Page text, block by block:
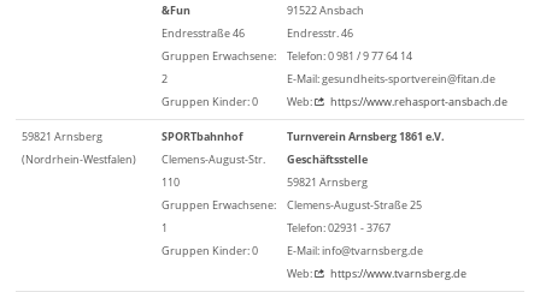
&Fun
Endresstraße 46
Gruppen Erwachsene:
2
Gruppen Kinder: 0
91522 Ansbach
Endresstr. 46
Telefon: 0 981 / 9 77 64 14
E-Mail: gesundheits-sportverein@fitan.de
Web:
https://www.rehasport-ansbach.de
59821 Arnsberg
(Nordrhein-Westfalen)
SPORTbahnhof
Clemens-August-Str.
110
Gruppen Erwachsene:
1
Gruppen Kinder: 0
Turnverein Arnsberg 1861 e.V.
Geschäftsstelle
59821 Arnsberg
Clemens-August-Straße 25
Telefon: 02931 - 3767
E-Mail: info@tvarnsberg.de
Web:
https://www.tvarnsberg.de